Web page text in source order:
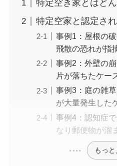
特定空き家とはど
特定空家と認定さ
事例1：屋根の
飛散の恐れが指
事例2：外壁の
片が落ちたケー
事例3：庭の雑
が大量発生した
事例4：認知症
なり郵便物が溜
もっと